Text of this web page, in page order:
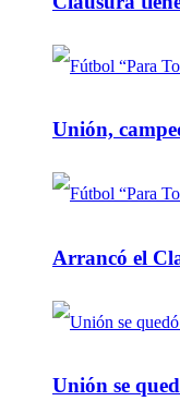
Unión,
Arrancó el
Unión se